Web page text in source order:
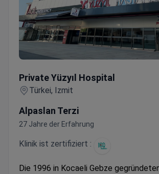
Private Yüzyıl Hospital
Türkei, Izmit
Alpaslan Terzi
27 Jahre der Erfahrung
Klinik ist zertifiziert :
Die 1996 in Kocaeli Gebze